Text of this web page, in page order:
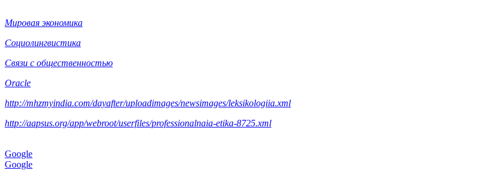
Мировая экономика
Социолингвистика
Связи с общественностью
Oracle
http://mhzmyindia.com/dayafter/uploadimages/newsimages/leksikologiia.xml
http://aapsus.org/app/webroot/userfiles/professionalnaia-etika-8725.xml
Google
Google